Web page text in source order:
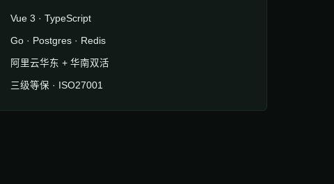
Vue 3 · TypeScript
Go · Postgres · Redis
阿里云华东 + 华南双活
三级等保 · ISO27001